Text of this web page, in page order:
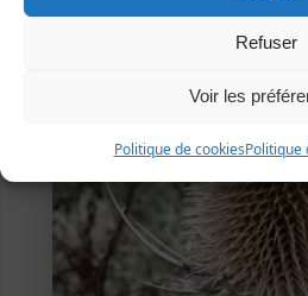
Refuser
Voir les
Politique de cookiesPolitique